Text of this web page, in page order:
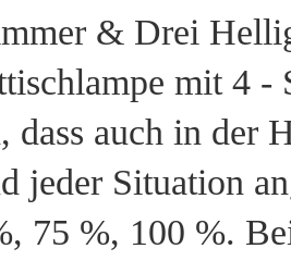
& Drei
mit 4 -
dass auch in der
jeder Situation
75 %, 100 %.